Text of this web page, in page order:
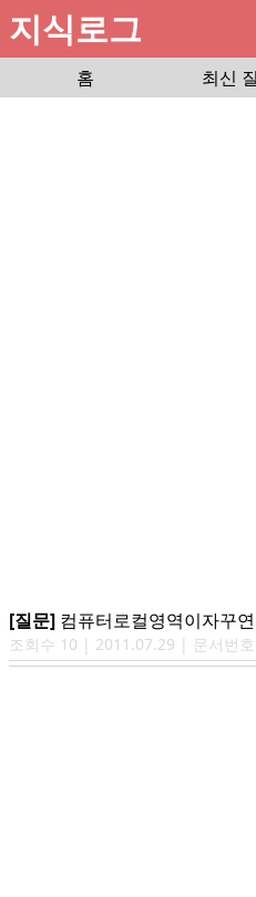
지식로그
홈
최신
[질문] 컴퓨터로컬영역이자꾸
조회수 10 | 2011.07.29 | 문서번호: